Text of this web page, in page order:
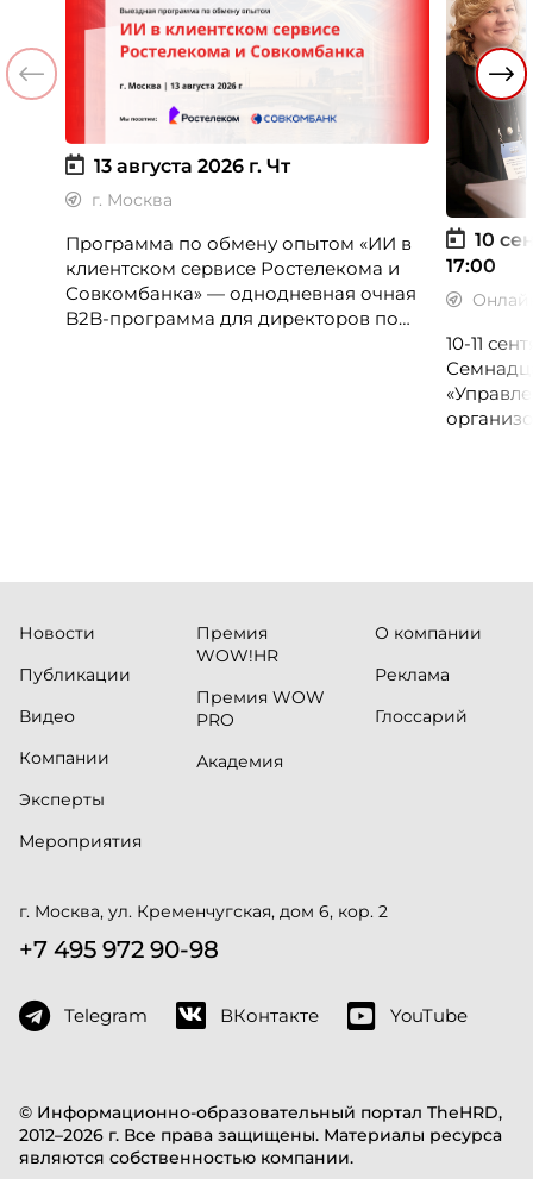
13 августа 2026 г. Чт
г. Москва
Программа по обмену опытом «ИИ в
клиентском сервисе Ростелекома и
Совкомбанка» — однодневная очная
B2B-программа для директоров по
10
17:00
10-11
© Информационно-образовательный портал TheHRD,
2012–2026 г. Все права защищены. Материалы ресурса
являются собственностью компании.
Новости
Публикации
Видео
Компании
Эксперты
Мероприятия
Премия
WOW!HR
Премия WOW
PRO
Академия
О компании
Реклама
Глоссарий
г. Москва, ул. Кременчугская, дом 6, кор. 2
+7 495 972 90-98
Telegram ВКонтакте YouTube